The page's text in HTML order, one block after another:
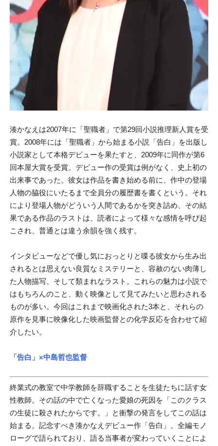
湊かなえは2007年に「聖職者」で第29回小説推理新人賞を受
賞。2008年には「聖職者」から始まる小説「告白」を出版し
小説家として本格デビューを果たすと、2009年に同作が第6
回本屋大賞を受賞。デビュー作の受賞は例がなく、史上初の
出来事であった。彼女は作品を書き始める前に、作中の登場
人物の脇役にいたるまで全員分の履歴書を書くという。それ
により登場人物がどういう人間であるかを突き詰め、その結
果である作品のラストは、読者によって様々な感情を呼び起
こされ、普通とは違う余韻を強く残す。
インタビューなどで優し気におっとりと喋る彼女から生み出
されるとは思えない良質なミステリーと、容赦のない肉薄し
た人物描写、そして類まれなラスト。これらの魅力は小説で
はもちろんのこと、動く映像として見てみたいと思わされる
ものが多い。今回はこれまで映画化された3本と、それらの
原作を見事に映像化した映画監督との化学反応を合わせて紹
介したい。
「告白」 ×中島哲也監督
終業式の教室で中学教師を辞職することを生徒たちに話す女
性教師。その話の中で亡くなった愛娘の死因を「このクラス
の生徒に殺されたからです。」と衝撃の発言をしてこの話は
始まる。記念すべき湊かなえデビュー作「告白」。全編モノ
ローグで語られており、語る当事者が変わっていくことによ